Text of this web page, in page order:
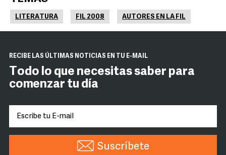
LITERATURA FIL 2008 AUTORES EN LA FIL
RECIBE LAS ÚLTIMAS NOTICIAS EN TU E-MAIL
Todo lo que necesitas saber para
comenzar tu día
Suscríbete